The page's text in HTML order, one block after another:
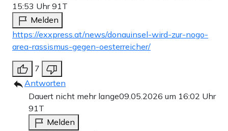
15:53 Uhr91T
Melden
https://exxpress.at/news/donauinsel-wird-zur-nogo-
area-rassismus-gegen-oesterreicher/
7
Antworten
Dauert nicht mehr lange09.05.2026 um 16:02 Uhr
91T
Melden